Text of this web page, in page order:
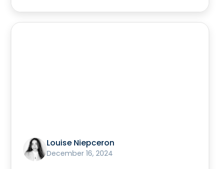
Louise Niepceron
December 16, 2024